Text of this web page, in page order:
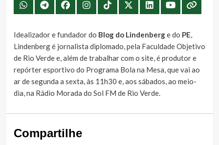
Idealizador e fundador do Blog do Lindenberge do PE,
Lindenberg é jornalista diplomado, pela Faculdade Objetivo
de Rio Verde e, além de trabalhar com o site, é produtor e
repórter esportivo do Programa Bola na Mesa, que vai ao
ar de segunda a sexta, às 11h30 e, aos sábados, ao meio-
dia, na Rádio Morada do Sol FM de Rio Verde.
Compartilhe